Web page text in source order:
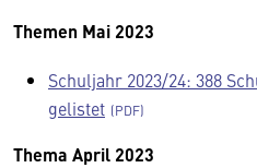
Themen Mai 2023
Schuljahr 2023/24: 388
gelistet
Thema April 2023